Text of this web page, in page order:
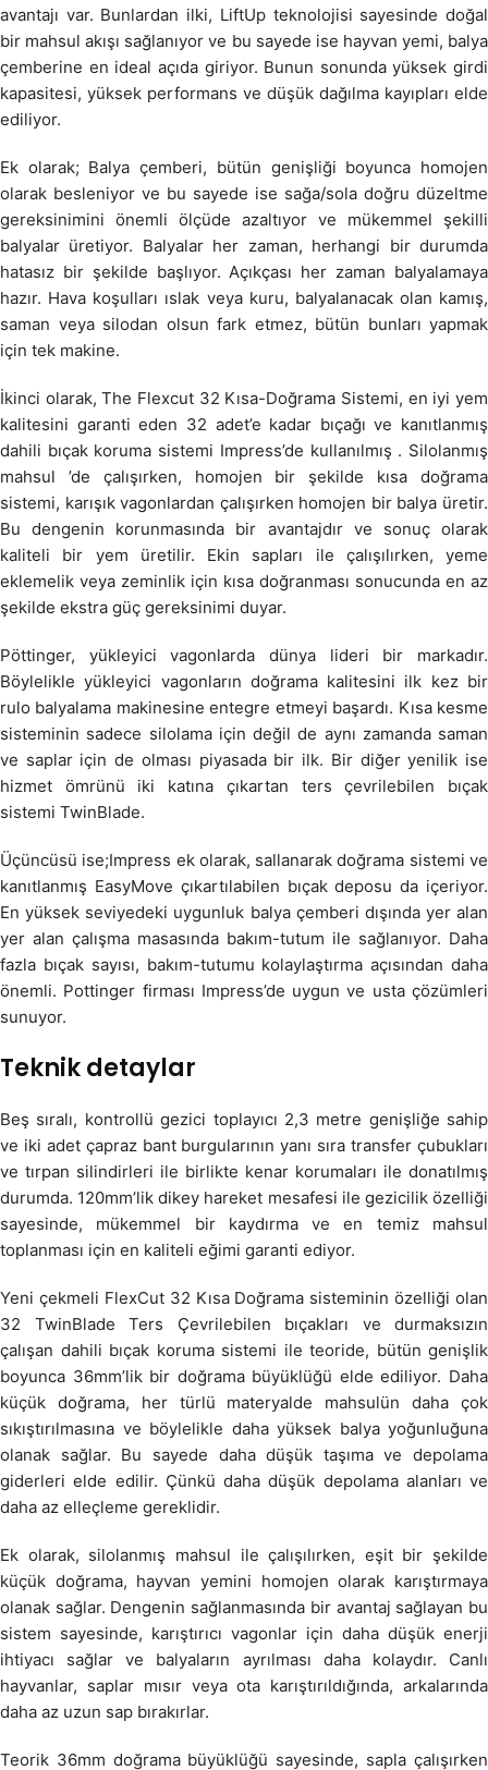
avantajı var. Bunlardan ilki, LiftUp teknolojisi sayesinde doğal
bir mahsul akışı sağlanıyor ve bu sayede ise hayvan yemi, balya
çemberine en ideal açıda giriyor. Bunun sonunda yüksek girdi
kapasitesi, yüksek performans ve düşük dağılma kayıpları elde
ediliyor.
Ek olarak; Balya çemberi, bütün genişliği boyunca homojen
olarak besleniyor ve bu sayede ise sağa/sola doğru düzeltme
gereksinimini önemli ölçüde azaltıyor ve mükemmel şekilli
balyalar üretiyor. Balyalar her zaman, herhangi bir durumda
hatasız bir şekilde başlıyor. Açıkçası her zaman balyalamaya
hazır. Hava koşulları ıslak veya kuru, balyalanacak olan kamış,
saman veya silodan olsun fark etmez, bütün bunları yapmak
için tek makine.
İkinci olarak, The Flexcut 32 Kısa-Doğrama Sistemi, en iyi yem
kalitesini garanti eden 32 adet’e kadar bıçağı ve kanıtlanmış
dahili bıçak koruma sistemi Impress’de kullanılmış . Silolanmış
mahsul ’de çalışırken, homojen bir şekilde kısa doğrama
sistemi, karışık vagonlardan çalışırken homojen bir balya üretir.
Bu dengenin korunmasında bir avantajdır ve sonuç olarak
kaliteli bir yem üretilir. Ekin sapları ile çalışılırken, yeme
eklemelik veya zeminlik için kısa doğranması sonucunda en az
şekilde ekstra güç gereksinimi duyar.
Pöttinger, yükleyici vagonlarda dünya lideri bir markadır.
Böylelikle yükleyici vagonların doğrama kalitesini ilk kez bir
rulo balyalama makinesine entegre etmeyi başardı. Kısa kesme
sisteminin sadece silolama için değil de aynı zamanda saman
ve saplar için de olması piyasada bir ilk. Bir diğer yenilik ise
hizmet ömrünü iki katına çıkartan ters çevrilebilen bıçak
sistemi TwinBlade.
Üçüncüsü ise;Impress ek olarak, sallanarak doğrama sistemi ve
kanıtlanmış EasyMove çıkartılabilen bıçak deposu da içeriyor.
En yüksek seviyedeki uygunluk balya çemberi dışında yer alan
yer alan çalışma masasında bakım-tutum ile sağlanıyor. Daha
fazla bıçak sayısı, bakım-tutumu kolaylaştırma açısından daha
önemli. Pottinger firması Impress’de uygun ve usta çözümleri
sunuyor.
Teknik detaylar
Beş sıralı, kontrollü gezici toplayıcı 2,3 metre genişliğe sahip
ve iki adet çapraz bant burgularının yanı sıra transfer çubukları
ve tırpan silindirleri ile birlikte kenar korumaları ile donatılmış
durumda. 120mm’lik dikey hareket mesafesi ile gezicilik özelliği
sayesinde, mükemmel bir kaydırma ve en temiz mahsul
toplanması için en kaliteli eğimi garanti ediyor.
Yeni çekmeli FlexCut 32 Kısa Doğrama sisteminin özelliği olan
32 TwinBlade Ters Çevrilebilen bıçakları ve durmaksızın
çalışan dahili bıçak koruma sistemi ile teoride, bütün genişlik
boyunca 36mm’lik bir doğrama büyüklüğü elde ediliyor. Daha
küçük doğrama, her türlü materyalde mahsulün daha çok
sıkıştırılmasına ve böylelikle daha yüksek balya yoğunluğuna
olanak sağlar. Bu sayede daha düşük taşıma ve depolama
giderleri elde edilir. Çünkü daha düşük depolama alanları ve
daha az elleçleme gereklidir.
Ek olarak, silolanmış mahsul ile çalışılırken, eşit bir şekilde
küçük doğrama, hayvan yemini homojen olarak karıştırmaya
olanak sağlar. Dengenin sağlanmasında bir avantaj sağlayan bu
sistem sayesinde, karıştırıcı vagonlar için daha düşük enerji
ihtiyacı sağlar ve balyaların ayrılması daha kolaydır. Canlı
hayvanlar, saplar mısır veya ota karıştırıldığında, arkalarında
daha az uzun sap bırakırlar.
Teorik 36mm doğrama büyüklüğü sayesinde, sapla çalışırken